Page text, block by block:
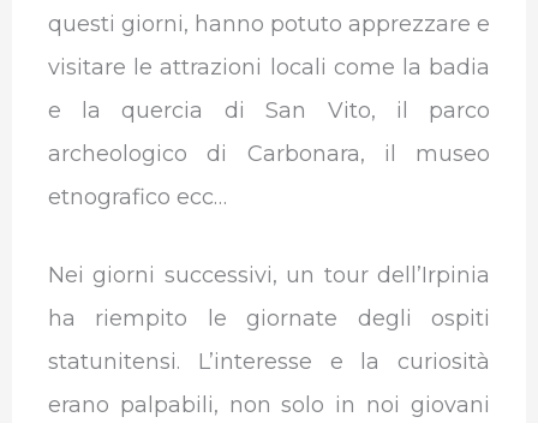
questi giorni, hanno potuto apprezzare e
visitare le attrazioni locali come la badia
e la quercia di San Vito, il parco
archeologico di Carbonara, il museo
etnografico ecc…
Nei giorni successivi, un tour dell’Irpinia
ha riempito le giornate degli ospiti
statunitensi. L’interesse e la curiosità
erano palpabili, non solo in noi giovani